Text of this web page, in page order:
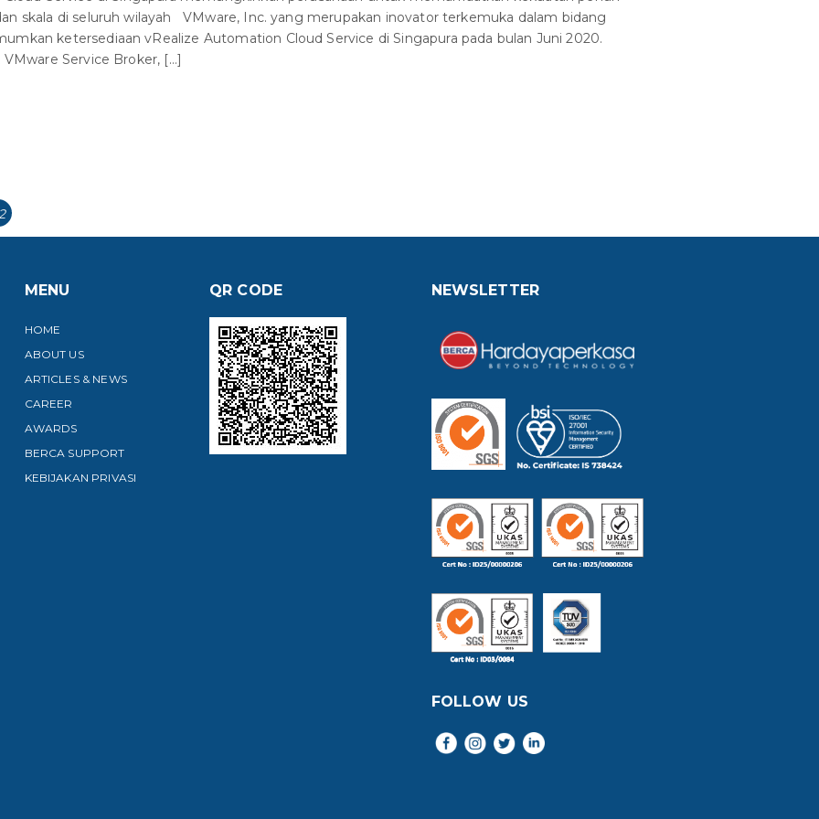
skala di seluruh wilayah VMware, Inc. yang merupakan inovator terkemuka dalam bidang
ketersediaan vRealize Automation Cloud Service di Singapura pada bulan Juni 2020.
Service Broker, […]
MENU
HOME
ABOUT US
ARTICLES & NEWS
CAREER
AWARDS
BERCA SUPPORT
KEBIJAKAN PRIVASI
QR CODE NEWSLETTER
FOLLOW US